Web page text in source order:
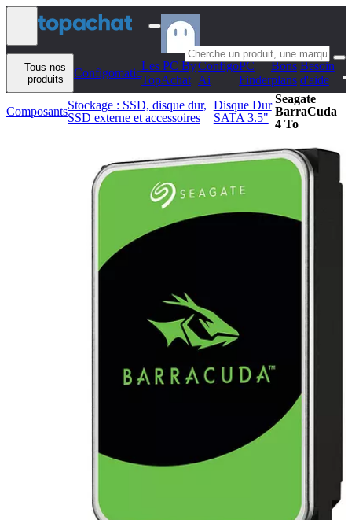
Aller au contenu
Tous nos
produits
Configomatic
Les PC By
TopAchat
Configo
Ai
PC
Finder
Bons
plans
Besoin
d'aide
ComposantsStockage : SSD, disque dur,
SSD externe et accessoires
Disque Dur
SATA 3.5"
Seagate
BarraCuda
4 To